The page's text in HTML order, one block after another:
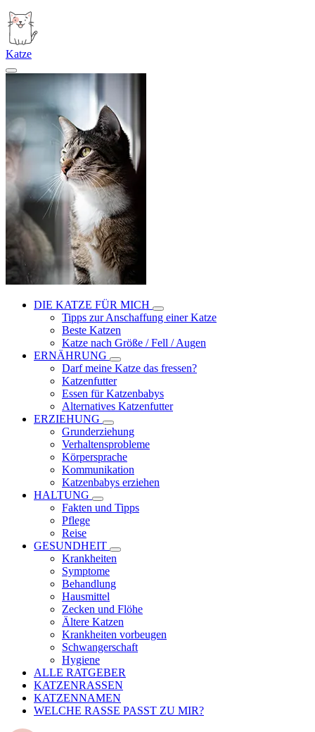
Katze
DIE KATZE FÜR MICH
Tipps zur Anschaffung einer Katze
Beste Katzen
Katze nach Größe / Fell / Augen
ERNÄHRUNG
Darf meine Katze das fressen?
Katzenfutter
Essen für Katzenbabys
Alternatives Katzenfutter
ERZIEHUNG
Grunderziehung
Verhaltensprobleme
Körpersprache
Kommunikation
Katzenbabys erziehen
HALTUNG
Fakten und Tipps
Pflege
Reise
GESUNDHEIT
Krankheiten
Symptome
Behandlung
Hausmittel
Zecken und Flöhe
Ältere Katzen
Krankheiten vorbeugen
Schwangerschaft
Hygiene
ALLE RATGEBER
KATZENRASSEN
KATZENNAMEN
WELCHE RASSE PASST ZU MIR?